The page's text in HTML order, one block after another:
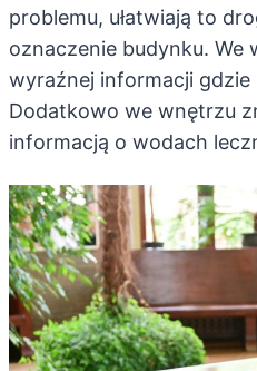
problemu, ułatwiają to
oznaczenie budynku. We
wyraźnej informacji
Dodatkowo we wnętrzu
informacją o wodach